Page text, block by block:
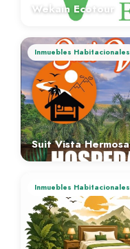
Wekain Ecotour
Inmuebles Habitacionales
Suit Vista Hermosa
Inmuebles Habitacionales